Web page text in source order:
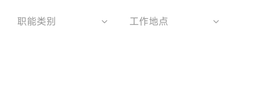
职能类别 工作地点